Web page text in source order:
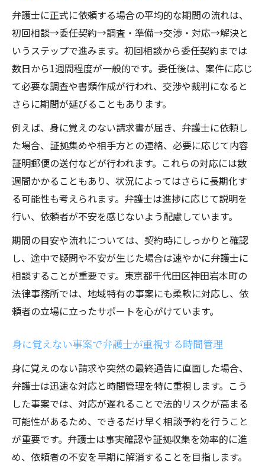
弁護士に正式に依頼する場合の平均的な期間の流れは、
初回相談→委任契約→調査・準備→交渉・対応→解決と
いうステップで進みます。初回相談から委任契約までは
数日から1週間程度が一般的です。委任後は、案件に応じ
て必要な調査や書類作成が行われ、交渉や裁判になると
さらに期間が延びることもあります。
例えば、身に覚えのない請求書が届き、弁護士に依頼し
た場合、証拠集めや相手方との連絡、必要に応じて内容
証明郵便の送付などが行われます。これらの対応には数
週間かかることもあり、状況によってはさらに長期化す
る可能性も考えられます。弁護士は進捗に応じて説明を
行い、依頼者が不安を感じないよう配慮しています。
期間の目安や流れについては、契約時にしっかりと確認
し、途中で疑問や不安が生じた場合は速やかに弁護士に
相談することが重要です。東京都千代田区神田岩本町の
法律事務所では、地域特有の事案にも柔軟に対応し、依
頼者の立場に立ったサポートを心がけています。
身に覚えない事案で弁護士が重視する時間管理
身に覚えのない請求や突然の最終通告に直面した場合、
弁護士は迅速な対応と時間管理を特に重視します。こう
した事案では、対応が遅れることで法的リスクが高まる
可能性があるため、できるだけ早く相談予約を行うこと
が重要です。弁護士は事実確認や証拠収集を効率的に進
め、依頼者の不安を早期に解消することを目指します。